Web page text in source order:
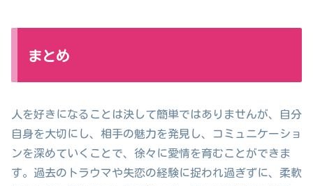
まとめ
人を好きになることは決して簡単ではありませんが、自分
自身を大切にし、相手の魅力を発見し、コミュニケーショ
ンを深めていくことで、徐々に愛情を育むことができま
す。過去のトラウマや失恋の経験に捉われ過ぎずに、柔軟